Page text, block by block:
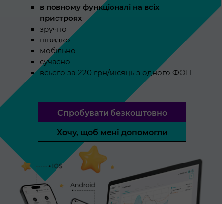
в повному функціоналі на всіх
пристроях
зручно
швидко
мобільно
сучасно
всього за 220 грн/місяць з одного ФОП
Спробувати безкоштовно
Хочу, щоб мені допомогли